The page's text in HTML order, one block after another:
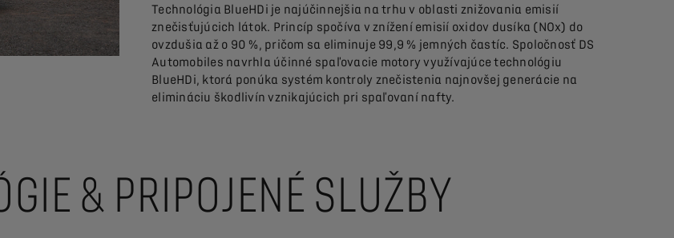
Technológia BlueHDi je najúčinnejšia na trhu v oblasti znižovania emisií
znečisťujúcich látok. Princíp spočíva v znížení emisií oxidov dusíka (NOx) do
ovzdušia až o 90 %, pričom sa eliminuje 99,9 % jemných častíc. Spoločnosť DS
Automobiles navrhla účinné spaľovacie motory využívajúce technológiu
BlueHDi, ktorá ponúka systém kontroly znečistenia najnovšej generácie na
elimináciu škodlivín vznikajúcich pri spaľovaní nafty.
& PRIPOJENÉ SLUŽBY